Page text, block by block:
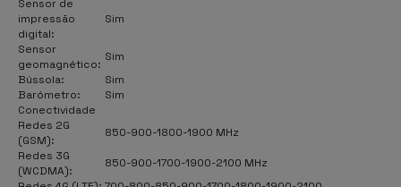
Sensor de
impressão
digital:
Sim
Sensor
geomagnético:
Sim
Bússola:
Sim
Barómetro:
Sim
Conectividade
Redes 2G
(GSM):
850-900-1800-1900 MHz
Redes 3G
(WCDMA):
850-900-1700-1900-2100 MHz